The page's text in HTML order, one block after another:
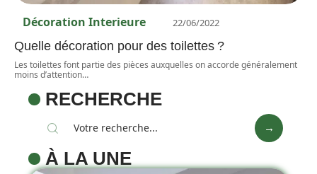
Décoration Interieure 22/06/2022
Quelle décoration pour des toilettes ?
Les toilettes font partie des pièces auxquelles on accorde généralement
moins d’attention…
RECHERCHE
À LA UNE